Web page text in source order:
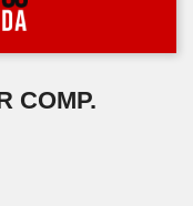
COMP.